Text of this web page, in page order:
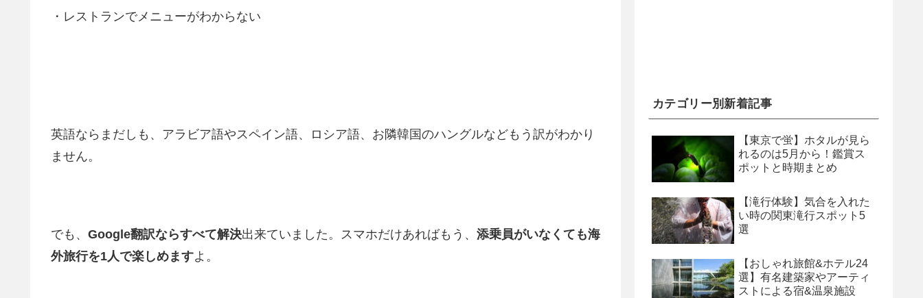
・レストランでメニューがわからない
英語ならまだしも、アラビア語やスペイン語、ロシア語、お隣韓国のハングルなどもう訳がわかり
ません。
でも、 Google翻訳ならすべて解決出来ていました。スマホだけあればもう、 添乗員がいなくても海
外旅行を1人で楽しめますよ。
カテゴリー別新着記事
【東京で蛍】ホタルが見ら
れるのは5月から！鑑賞ス
ポットと時期まとめ
【滝行体験】気合を入れた
い時の関東滝行スポット5
選
【おしゃれ旅館&ホテル24
選】有名建築家やアーティ
ストによる宿&温泉施設